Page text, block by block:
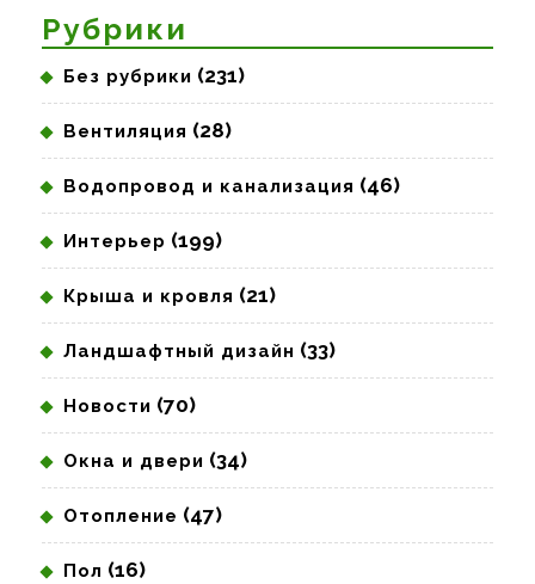
Рубрики
Без рубрики (231)
Вентиляция (28)
Водопровод и канализация (46)
Интерьер (199)
Крыша и кровля (21)
Ландшафтный дизайн (33)
Новости (70)
Окна и двери (34)
Отопление (47)
Пол (16)